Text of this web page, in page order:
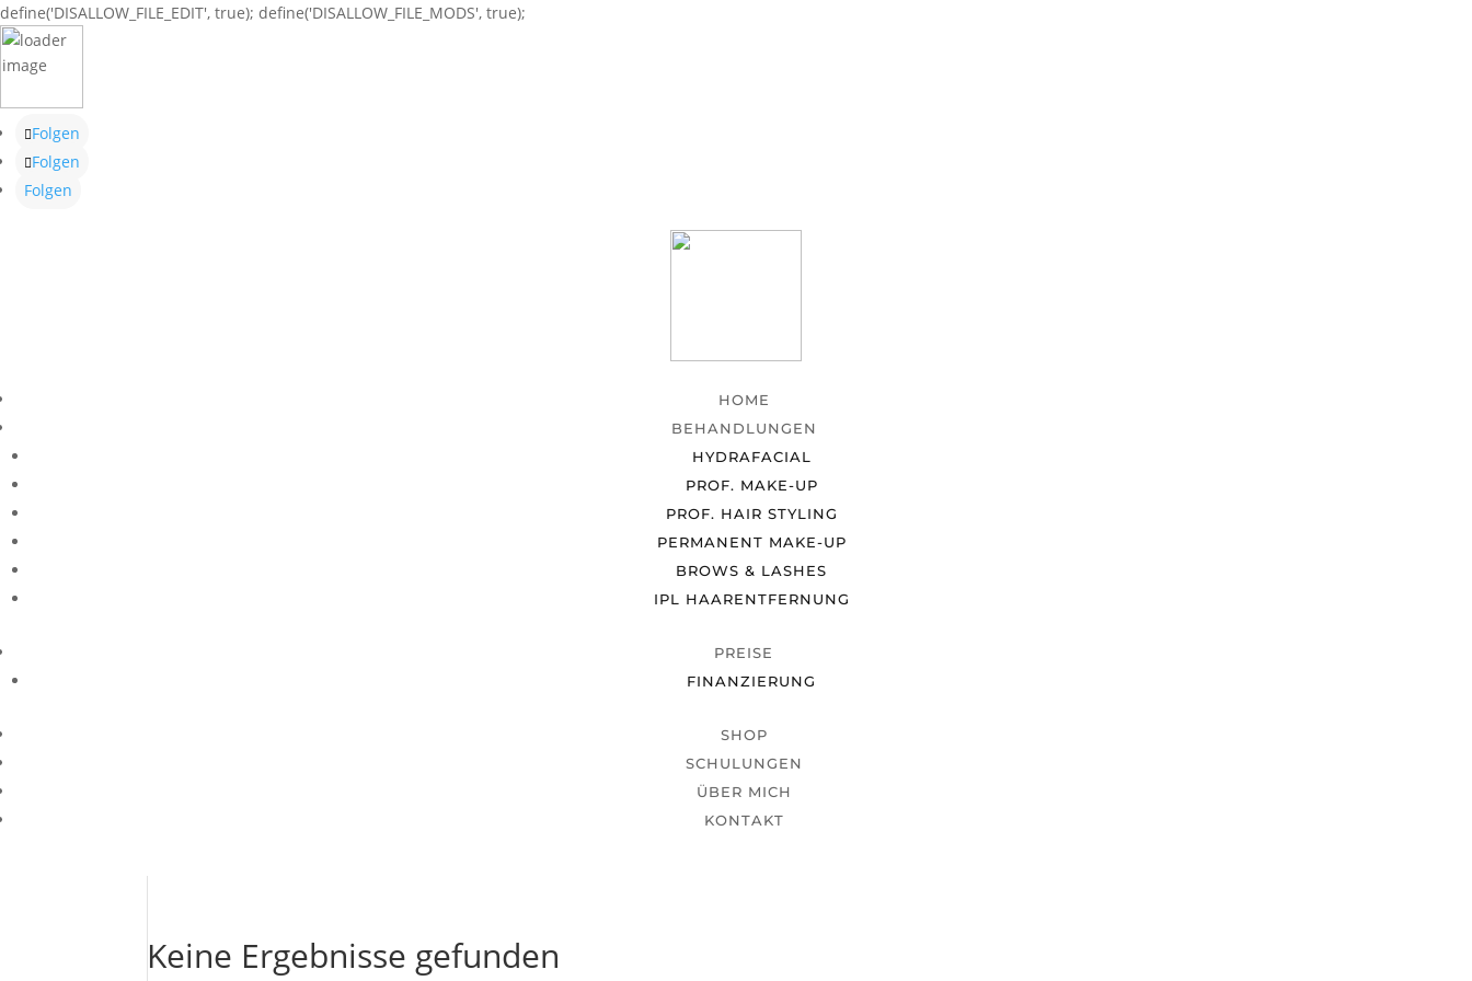
define('DISALLOW_FILE_EDIT', true); define('DISALLOW_FILE_MODS', true);
Folgen
Folgen
Folgen
HOME
BEHANDLUNGEN
HYDRAFACIAL
PROF. MAKE-UP
PROF. HAIR STYLING
PERMANENT MAKE-UP
BROWS & LASHES
IPL HAARENTFERNUNG
PREISE
FINANZIERUNG
SHOP
SCHULUNGEN
ÜBER MICH
KONTAKT
Keine Ergebnisse gefunden